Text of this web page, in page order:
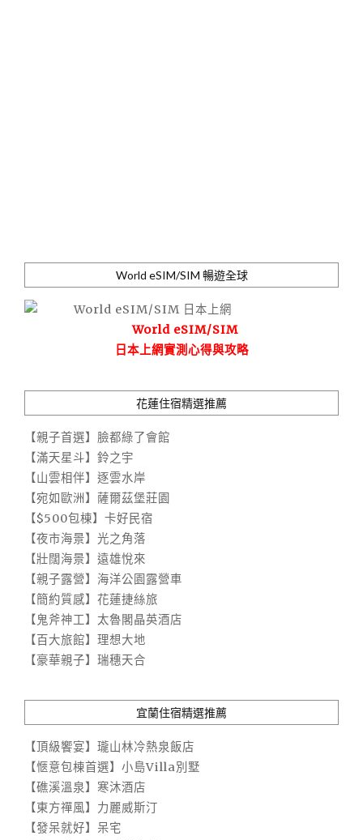
World eSIM/SIM 暢遊全球
World eSIM/SIM
日本上網實測心得與攻略
花蓮住宿精選推薦
【親子首選】臉都綠了會館
【滿天星斗】鈴之宇
【山雲相伴】逐雲水岸
【宛如歐洲】薩爾茲堡莊園
【$500包棟】卡好民宿
【夜市海景】光之角落
【壯闊海景】遠雄悅來
【親子露營】海洋公園露營車
【簡約質感】花蓮捷絲旅
【鬼斧神工】太魯閣晶英酒店
【百大旅館】理想大地
【豪華親子】瑞穗天合
宜蘭住宿精選推薦
【頂級饗宴】瓏山林冷熱泉飯店
【愜意包棟首選】小島Villa別墅
【礁溪溫泉】寒沐酒店
【東方禪風】力麗威斯汀
【發呆就好】呆宅